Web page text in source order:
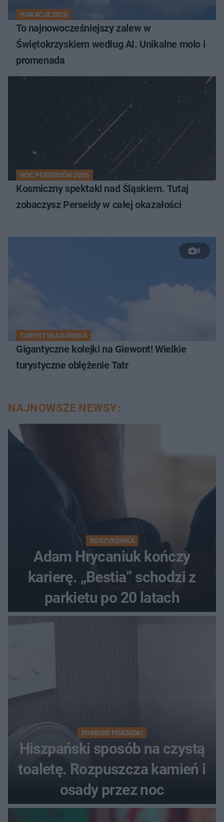
WAKACJE 2026
To najnowocześniejszy zalew w
Świętokrzyskiem według AI. Unikalne molo i
promenada
NOC PERSEIDÓW 2026
Kosmiczny spektakl nad Śląskiem. Tutaj
zobaczysz Perseidy w całej okazałości
8
TURYSTYKA GÓRSKA
Gigantyczne kolejki na Giewont! Wielkie
turystyczne oblężenie Tatr
NAJNOWSZE NEWSY:
KOSZYKÓWKA
Adam Hrycaniuk kończy
karierę. „Bestia” schodzi z
parkietu po 20 latach
DOMOWE PORZĄDKI
Hiszpański sposób na czystą
toaletę. Rozpuszcza kamień i
osady przez noc